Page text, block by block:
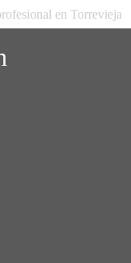
en Torrevieja